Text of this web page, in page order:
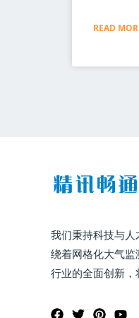
READ
我们秉持科技与
绕着网格化大气
行业的全面创新